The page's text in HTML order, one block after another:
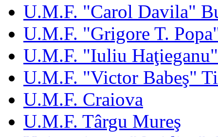
U.M.F. "Carol Davila"
U.M.F. "Grigore T.
U.M.F. "Iuliu
U.M.F. "Victor Babeş"
U.M.F. Craiova
U.M.F. Târgu Mureş